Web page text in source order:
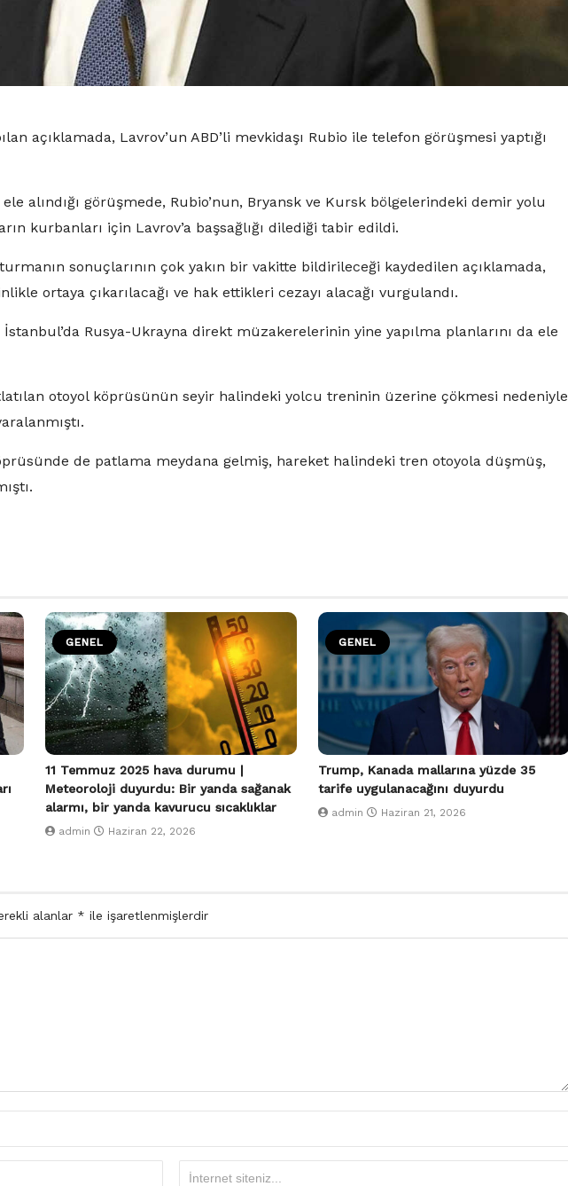
açıklamada, Lavrov’un ABD’li mevkidaşı Rubio ile telefon görüşmesi yaptığı
ele alındığı görüşmede, Rubio’nun, Bryansk ve Kursk bölgelerindeki demir yolu
kurbanları için Lavrov’a başsağlığı dilediği tabir edildi.
sonuçlarının çok yakın bir vakitte bildirileceği kaydedilen açıklamada,
ortaya çıkarılacağı ve hak ettikleri cezayı alacağı vurgulandı.
İstanbul’da Rusya-Ukrayna direkt müzakerelerinin yine yapılma planlarını da ele
otoyol köprüsünün seyir halindeki yolcu treninin üzerine çökmesi nedeniyle
de patlama meydana gelmiş, hareket halindeki tren otoyola düşmüş,
GENEL
11 Temmuz 2025 hava durumu |
Meteoroloji duyurdu: Bir yanda sağanak
alarmı, bir yanda kavurucu sıcaklıklar
admin Haziran 22, 2026
GENEL
Trump, Kanada mallarına yüzde 35
tarife uygulanacağını duyurdu
admin Haziran 21, 2026
alanlar * ile işaretlenmişlerdir